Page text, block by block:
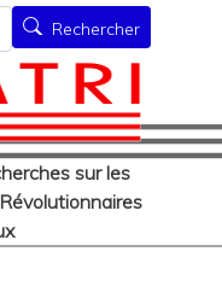
de
sur les
Rechercher